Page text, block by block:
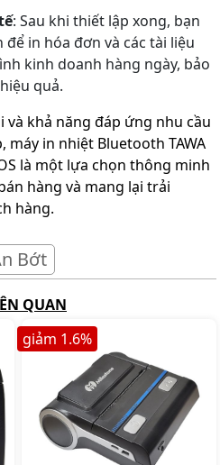
: Sau khi thiết lập xong, bạn
in hóa đơn và các tài liệu
kinh doanh hàng ngày, bảo
quả.
khả năng đáp ứng nhu cầu
in nhiệt Bluetooth TAWA
là một lựa chọn thông minh
hàng và mang lại trải
hàng.
Bớt
QUAN
giảm 1.6%